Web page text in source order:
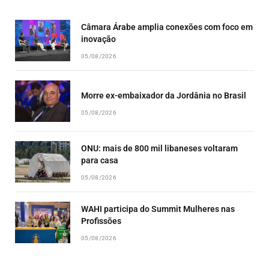
Câmara Árabe amplia conexões com foco em
inovação
05/08/2026
Morre ex-embaixador da Jordânia no Brasil
05/08/2026
ONU: mais de 800 mil libaneses voltaram
para casa
05/08/2026
WAHI participa do Summit Mulheres nas
Profissões
05/08/2026